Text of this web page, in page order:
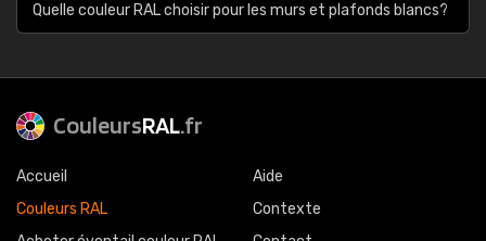
Quelle couleur RAL choisir pour les murs et plafonds blancs?
CouleursRAL.fr
Accueil
Couleurs RAL
Aide
Contexte